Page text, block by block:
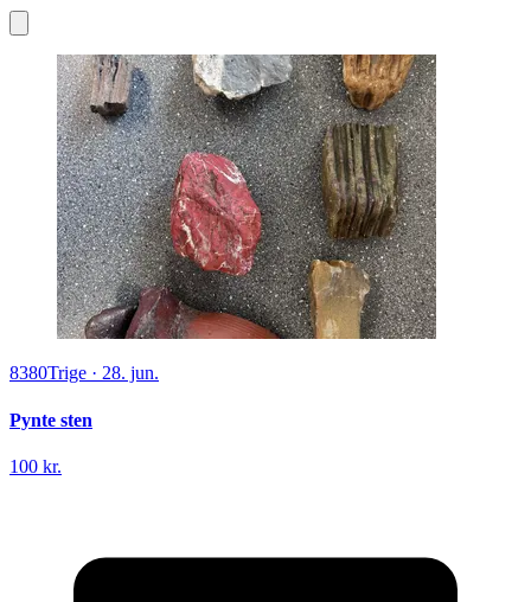
8380Trige · 28. jun.
Pynte sten
100 kr.